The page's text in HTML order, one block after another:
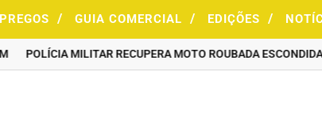
/ GUIA COMERCIAL / EDIÇÕES /
MILITAR RECUPERA MOTO ROUBADA ESCONDIDA EM